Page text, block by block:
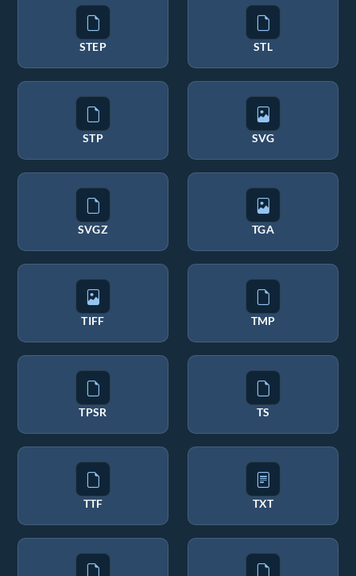
STEP STL
STP SVG
SVGZ TGA
TIFF TMP
TPSR TS
TTF TXT